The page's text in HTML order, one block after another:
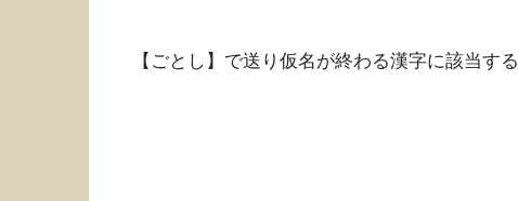
【ごとし】で送り仮名が終わる漢字に該当する